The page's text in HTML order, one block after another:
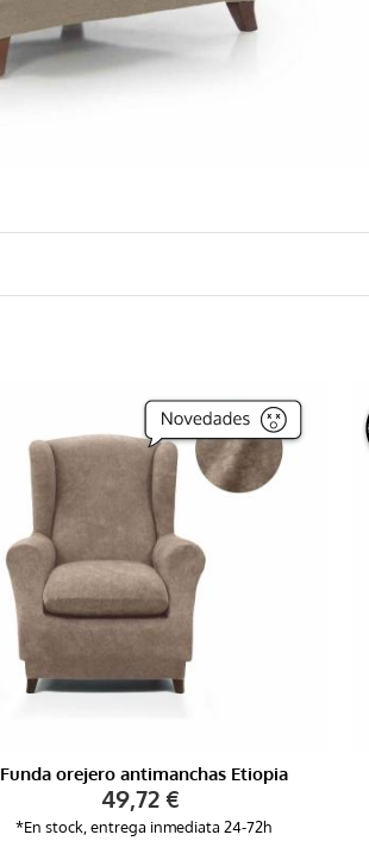
Funda orejero antimanchas Etiopia
49,72 €
*En stock, entrega inmediata 24-72h